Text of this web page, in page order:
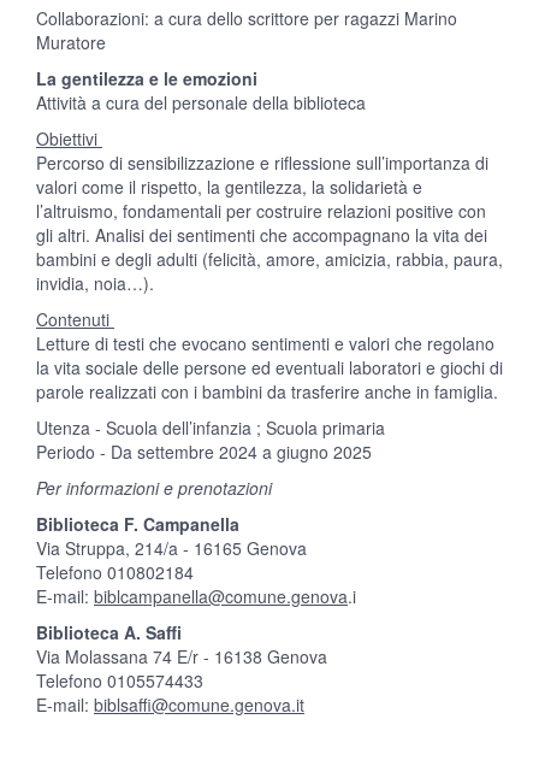
Collaborazioni: a cura dello scrittore per ragazzi Marino
Muratore
La gentilezza e le emozioni
Attività a cura del personale della biblioteca
Obiettivi
Percorso di sensibilizzazione e riflessione sull’importanza di
valori come il rispetto, la gentilezza, la solidarietà e
l’altruismo, fondamentali per costruire relazioni positive con
gli altri. Analisi dei sentimenti che accompagnano la vita dei
bambini e degli adulti (felicità, amore, amicizia, rabbia, paura,
invidia, noia…).
Contenuti
Letture di testi che evocano sentimenti e valori che regolano
la vita sociale delle persone ed eventuali laboratori e giochi di
parole realizzati con i bambini da trasferire anche in famiglia.
Utenza - Scuola dell’infanzia ; Scuola primaria
Periodo - Da settembre 2024 a giugno 2025
Per informazioni e prenotazioni
Biblioteca F. Campanella
Via Struppa, 214/a - 16165 Genova
Telefono 010802184
E-mail: biblcampanella@comune.genova.i
Biblioteca A. Saffi
Via Molassana 74 E/r - 16138 Genova
Telefono 0105574433
E-mail: biblsaffi@comune.genova.it